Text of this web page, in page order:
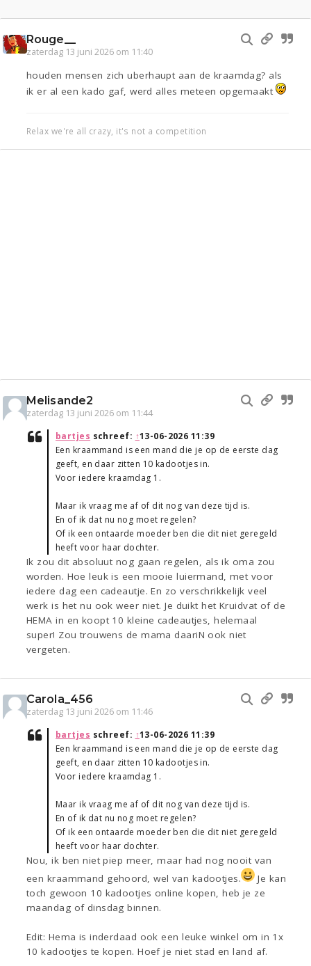
Rouge__
zaterdag 13 juni 2026 om 11:40
houden mensen zich uberhaupt aan de kraamdag? als
ik er al een kado gaf, werd alles meteen opgemaakt
Relax we're all crazy, it's not a competition
Melisande2
zaterdag 13 juni 2026 om 11:44
bartjes schreef: ↑13-06-2026 11:39
Een kraammand is een mand die je op de eerste dag
geeft, en daar zitten 10 kadootjes in.
Voor iedere kraamdag 1.
Maar ik vraag me af of dit nog van deze tijd is.
En of ik dat nu nog moet regelen?
Of ik een ontaarde moeder ben die dit niet geregeld
heeft voor haar dochter.
Ik zou dit absoluut nog gaan regelen, als ik oma zou
worden. Hoe leuk is een mooie luiermand, met voor
iedere dag een cadeautje. En zo verschrikkelijk veel
werk is het nu ook weer niet. Je duikt het Kruidvat of de
HEMA in en koopt 10 kleine cadeautjes, helemaal
super! Zou trouwens de mama daariN ook niet
vergeten.
Carola_456
zaterdag 13 juni 2026 om 11:46
bartjes schreef: ↑13-06-2026 11:39
Een kraammand is een mand die je op de eerste dag
geeft, en daar zitten 10 kadootjes in.
Voor iedere kraamdag 1.
Maar ik vraag me af of dit nog van deze tijd is.
En of ik dat nu nog moet regelen?
Of ik een ontaarde moeder ben die dit niet geregeld
heeft voor haar dochter.
Nou, ik ben niet piep meer, maar had nog nooit van
een kraammand gehoord, wel van kadootjes.
Je kan
toch gewoon 10 kadootjes online kopen, heb je ze
maandag of dinsdag binnen.
Edit: Hema is inderdaad ook een leuke winkel om in 1x
10 kadootjes te kopen. Hoef je niet stad en land af.